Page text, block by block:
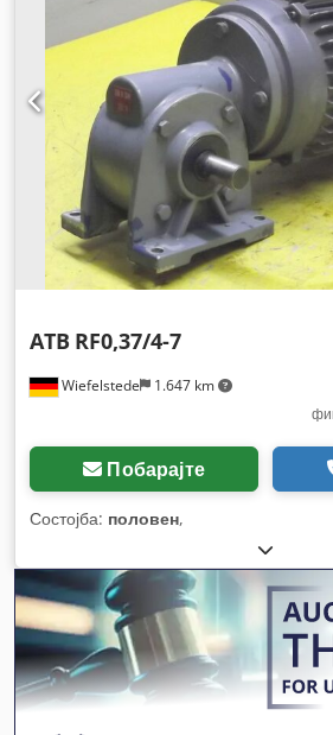
Wiefelstede 1.647 km
ATB RF0,37/4-7
Побарајте
Состојба: половен,